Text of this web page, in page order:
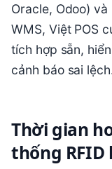
Oracle, Odoo)
WMS, Việt POS
tích hợp sẵn,
cảnh báo sai
Thời gian
thống RFID